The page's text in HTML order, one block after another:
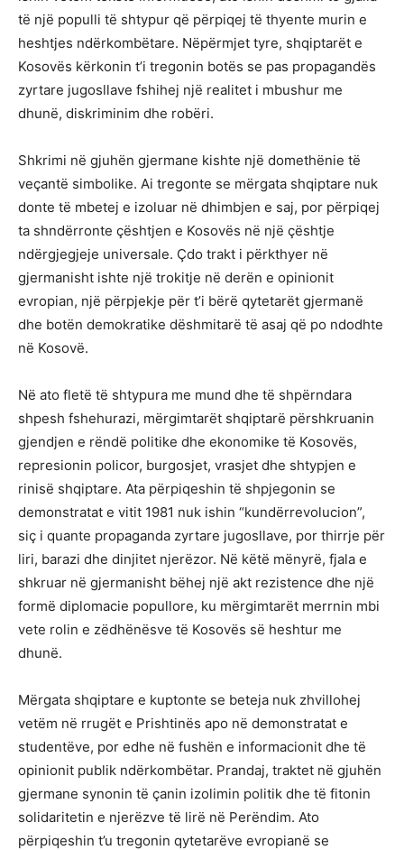
të një populli të shtypur që përpiqej të thyente murin e
heshtjes ndërkombëtare. Nëpërmjet tyre, shqiptarët e
Kosovës kërkonin t’i tregonin botës se pas propagandës
zyrtare jugosllave fshihej një realitet i mbushur me
dhunë, diskriminim dhe robëri.
Shkrimi në gjuhën gjermane kishte një domethënie të
veçantë simbolike. Ai tregonte se mërgata shqiptare nuk
donte të mbetej e izoluar në dhimbjen e saj, por përpiqej
ta shndërronte çështjen e Kosovës në një çështje
ndërgjegjeje universale. Çdo trakt i përkthyer në
gjermanisht ishte një trokitje në derën e opinionit
evropian, një përpjekje për t’i bërë qytetarët gjermanë
dhe botën demokratike dëshmitarë të asaj që po ndodhte
në Kosovë.
Në ato fletë të shtypura me mund dhe të shpërndara
shpesh fshehurazi, mërgimtarët shqiptarë përshkruanin
gjendjen e rëndë politike dhe ekonomike të Kosovës,
represionin policor, burgosjet, vrasjet dhe shtypjen e
rinisë shqiptare. Ata përpiqeshin të shpjegonin se
demonstratat e vitit 1981 nuk ishin “kundërrevolucion”,
siç i quante propaganda zyrtare jugosllave, por thirrje për
liri, barazi dhe dinjitet njerëzor. Në këtë mënyrë, fjala e
shkruar në gjermanisht bëhej një akt rezistence dhe një
formë diplomacie popullore, ku mërgimtarët merrnin mbi
vete rolin e zëdhënësve të Kosovës së heshtur me
dhunë.
Mërgata shqiptare e kuptonte se beteja nuk zhvillohej
vetëm në rrugët e Prishtinës apo në demonstratat e
studentëve, por edhe në fushën e informacionit dhe të
opinionit publik ndërkombëtar. Prandaj, traktet në gjuhën
gjermane synonin të çanin izolimin politik dhe të fitonin
solidaritetin e njerëzve të lirë në Perëndim. Ato
përpiqeshin t’u tregonin qytetarëve evropianë se